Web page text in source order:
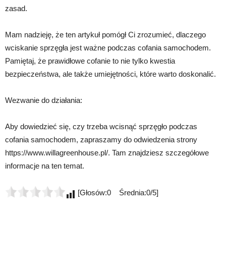
zasad.
Mam nadzieję, że ten artykuł pomógł Ci zrozumieć, dlaczego
wciskanie sprzęgła jest ważne podczas cofania samochodem.
Pamiętaj, że prawidłowe cofanie to nie tylko kwestia
bezpieczeństwa, ale także umiejętności, które warto doskonalić.
Wezwanie do działania:
Aby dowiedzieć się, czy trzeba wcisnąć sprzęgło podczas
cofania samochodem, zapraszamy do odwiedzenia strony
https://www.willagreenhouse.pl/. Tam znajdziesz szczegółowe
informacje na ten temat.
[Głosów:0 Średnia:0/5]